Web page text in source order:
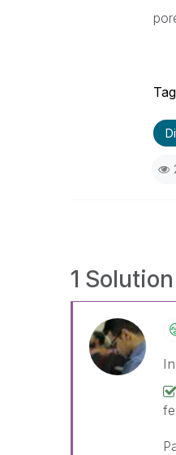
1 Solution